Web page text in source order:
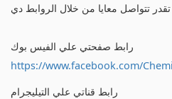
تقدر تتواصل معايا من خلال الروابط دي
رابط صفحتي علي الفيس بوك
https://www.facebook.com/
رابط قناتي علي التيليجرام